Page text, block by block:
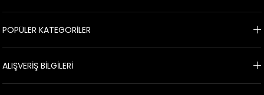
POPÜLER KATEGORİLER
ALIŞVERİŞ BİLGİLERİ